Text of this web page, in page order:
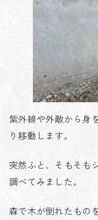
紫外線や外敵から身
り移動します。
突然ふと、そもそも
調べてみました。
森で木が倒れたもの